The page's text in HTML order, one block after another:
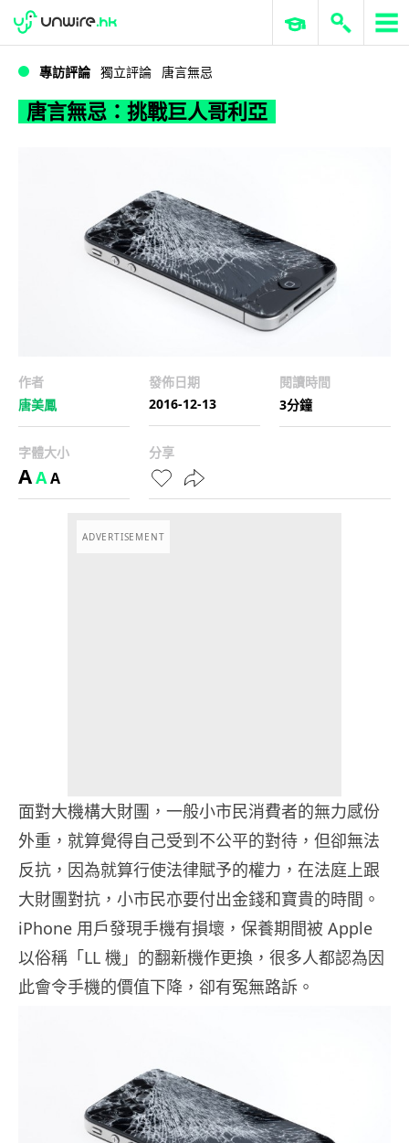
唐言無忌：挑戰巨人哥利亞
WWDC 2026 ERP 與商業 AI
專訪評論 獨立評論 唐言無忌
唐言無忌：挑戰巨人哥利亞
作者
唐美鳳
發佈日期
2016-12-13
閱讀時間
3分鐘
字體大小
AAA
分享
ADVERTISEMENT
面對大機構大財團，一般小市民消費者的無力感份
外重，就算覺得自己受到不公平的對待，但卻無法
反抗，因為就算行使法律賦予的權力，在法庭上跟
大財團對抗，小市民亦要付出金錢和寶貴的時間。
iPhone 用戶發現手機有損壞，保養期間被 Apple
以俗稱「LL 機」的翻新機作更換，很多人都認為因
此會令手機的價值下降，卻有冤無路訴。